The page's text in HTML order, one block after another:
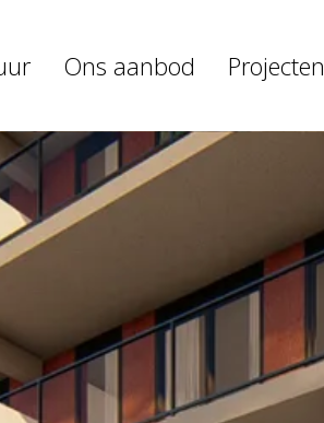
Ons aanbod Projecten